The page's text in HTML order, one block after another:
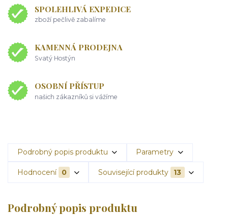
SPOLEHLIVÁ EXPEDICE
zboží pečlivě zabalíme
KAMENNÁ PRODEJNA
Svatý Hostýn
OSOBNÍ PŘÍSTUP
našich zákazníků si vážíme
Podrobný popis produktu Parametry
Hodnocení 0 Související produkty 13
Podrobný popis produktu